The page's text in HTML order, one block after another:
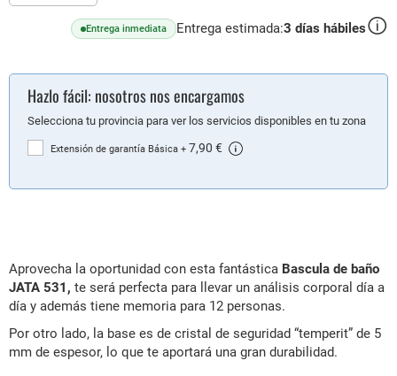
Entrega inmediata Entrega estimada:3 días hábiles
Hazlo fácil: nosotros nos encargamos
Selecciona tu provincia para ver los servicios disponibles en tu zona
Extensión de garantía Básica + 7,90 €
Aprovecha la oportunidad con esta fantástica Bascula de baño
JATA 531, te será perfecta para llevar un análisis corporal día a
día y además tiene memoria para 12 personas.
Por otro lado, la base es de cristal de seguridad “temperit” de 5
mm de espesor, lo que te aportará una gran durabilidad.